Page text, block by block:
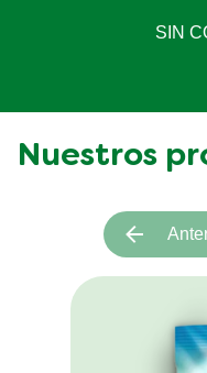
SIN
Nuestros